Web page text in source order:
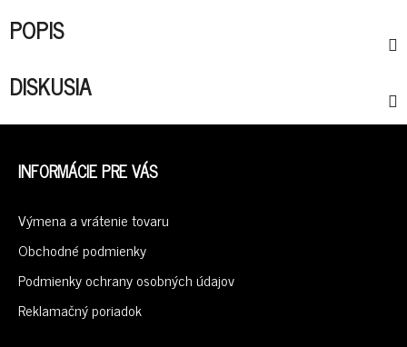
POPIS
DISKUSIA
Z
INFORMÁCIE PRE VÁS
Výmena a vrátenie tovaru
Obchodné podmienky
Podmienky ochrany osobných údajov
Reklamačný poriadok